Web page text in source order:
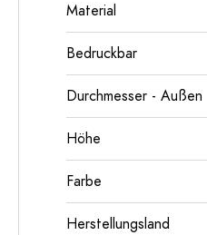
Material
Bedruckbar
Durchmesser - Außen
Höhe
Farbe
Herstellungsland